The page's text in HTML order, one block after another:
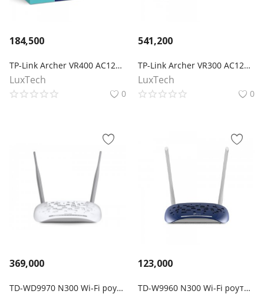
184,500
TP-Link Archer VR400 AC1200 Wi-Fi роутер с VDSL/ADSL модемом
LuxTech
0
541,200
TP-Link Archer VR300 AC1200 Wi-Fi роутер с модемом VDSL/ADSL
LuxTech
0
369,000
TD-WD9970 N300 Wi-Fi роутер с модемом VDSL/ADSL и портом USB
123,000
TD-W9960 N300 Wi-Fi роутер с модемом VDSL/ADSL